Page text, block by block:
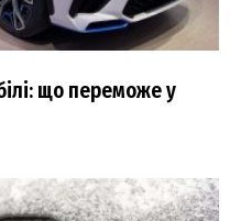
що переможе у